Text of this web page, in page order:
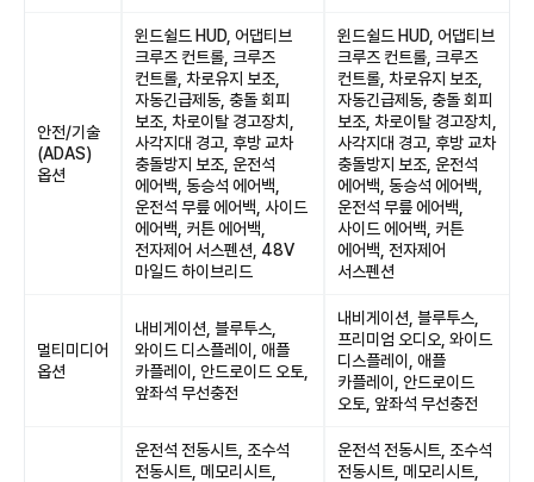
안전/기술
(ADAS)
옵션
윈드쉴드 HUD, 어댑티브
크루즈 컨트롤, 크루즈
컨트롤, 차로유지 보조,
자동긴급제동, 충돌 회피
보조, 차로이탈 경고장치,
사각지대 경고, 후방 교차
충돌방지 보조, 운전석
에어백, 동승석 에어백,
운전석 무릎 에어백, 사이드
에어백, 커튼 에어백,
전자제어 서스펜션, 48V
마일드 하이브리드
윈드쉴드 HUD, 어댑티브
크루즈 컨트롤, 크루즈
컨트롤, 차로유지 보조,
자동긴급제동, 충돌 회피
보조, 차로이탈 경고장치,
사각지대 경고, 후방 교차
충돌방지 보조, 운전석
에어백, 동승석 에어백,
운전석 무릎 에어백,
사이드 에어백, 커튼
에어백, 전자제어
서스펜션
멀티미디어
옵션
내비게이션, 블루투스,
와이드 디스플레이, 애플
카플레이, 안드로이드 오토,
앞좌석 무선충전
내비게이션, 블루투스,
프리미엄 오디오, 와이드
디스플레이, 애플
카플레이, 안드로이드
오토, 앞좌석 무선충전
운전석 전동시트, 조수석
전동시트, 메모리시트,
운전석 전동시트, 조수석
전동시트, 메모리시트,